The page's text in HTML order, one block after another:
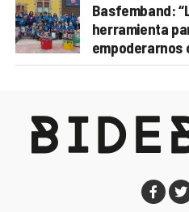
Basfemband:
herramienta
empoderarnos